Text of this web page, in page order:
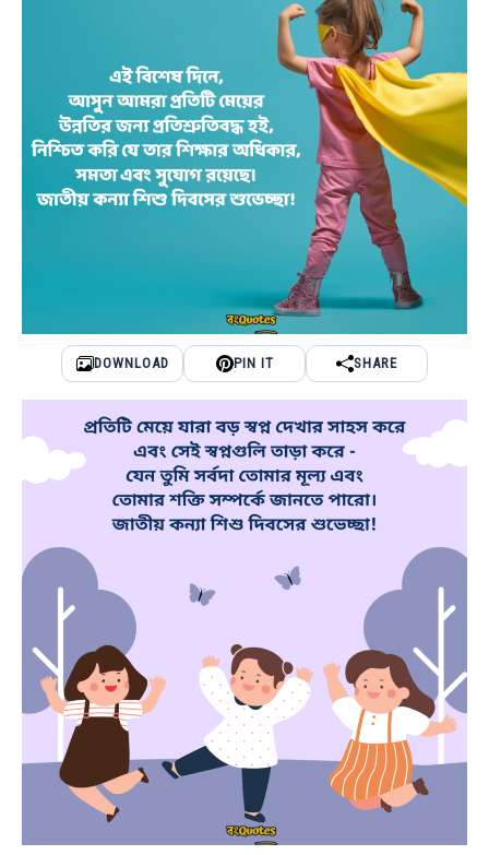
DOWNLOAD PIN IT SHARE